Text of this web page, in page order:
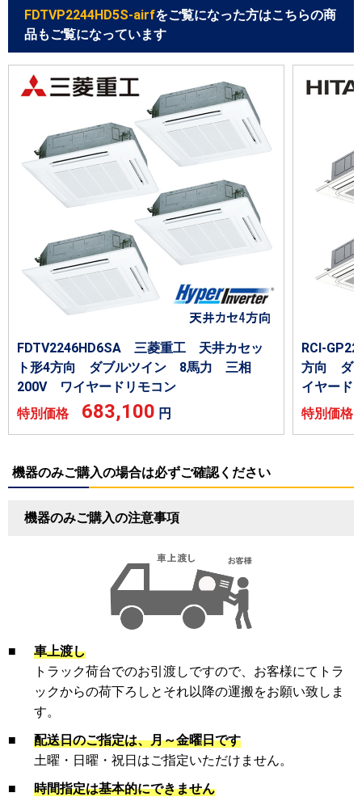
FDTVP2244HD5S-airfをご覧になった方はこちらの商
品もご覧になっています
FDTV2246HD6SA 三菱重工 天井カセッ
ト形4方向 ダブルツイン 8馬力 三相
200V ワイヤードリモコン
特別価格 683,100 円
RCI-
方向 ダ
イヤード
特別価
機器のみご購入の場合は必ずご確認ください
機器のみご購入の注意事項
■
車上渡し
トラック荷台でのお引渡しですので、お客様にてトラ
ックからの荷下ろしとそれ以降の運搬をお願い致しま
す。
■
配送日のご指定は、月～金曜日です
土曜・日曜・祝日はご指定いただけません。
■
時間指定は基本的にできません